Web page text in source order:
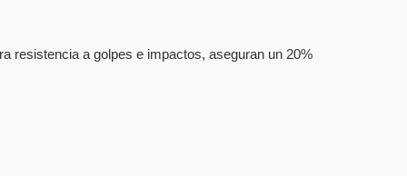
resistencia a golpes e impactos, aseguran un 20%